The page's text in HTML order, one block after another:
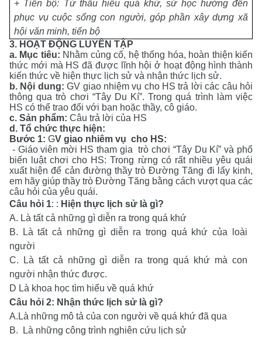
+ Tiến bộ: Từ thấu hiểu quá khứ, sử học hướng đến
phục vụ cuộc sống con người, góp phần xây dựng xã
hội văn minh, tiến bộ
3. HOẠT ĐỘNG LUYÊN TẬP
a. Mục tiêu: Nhằm củng cố, hệ thống hóa, hoàn thiện kiến
thức mới mà HS đã được lĩnh hội ở hoạt động hình thành
kiến thức về hiện thực lịch sử và nhận thức lịch sử.
b. Nội dung:GV giao nhiệm vụ cho HS trả lời các câu hỏi
thông qua trò chơi “Tây Du Kí”. Trong quá trình làm việc
HS có thể trao đổi với bạn hoặc thầy, cô giáo.
c. Sản phẩm: Câu trả lời của HS
d. Tổ chức thực hiện:
Bước 1: GV giao nhiêm vụ cho HS:
- Giáo viên mời HS tham gia trò chơi “Tây Du Kí” và phổ
biến luật chơi cho HS: Trong rừng có rất nhiều yêu quái
xuất hiện để cản đường thầy trò Đường Tăng đi lấy kinh,
em hãy giúp thầy trò Đường Tăng bằng cách vượt qua các
câu hỏi của yêu quái.
Câu hỏi 1: : Hiện thực lịch sử là gì?
A. Là tất cả những gì diễn ra trong quá khứ
B. Là tất cả những gì diễn ra trong quá khứ của loài
người
C. Là tất cả những gì diễn ra trong quá khứ mà con
người nhận thức được.
D Là khoa học tìm hiểu về quá khứ
Câu hỏi 2: Nhận thức lịch sử là gì?
A. Là những mô tả của con người về quá khứ đã qua
B.
Là những công trình nghiên cứu lịch sử